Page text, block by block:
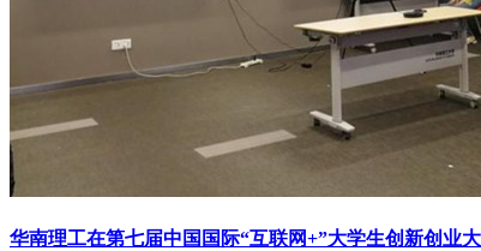
华南理工在第七届中国国际“互联网+”大学生创新创业